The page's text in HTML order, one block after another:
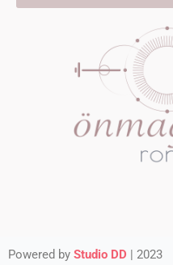
Powered by Studio DD | 2023